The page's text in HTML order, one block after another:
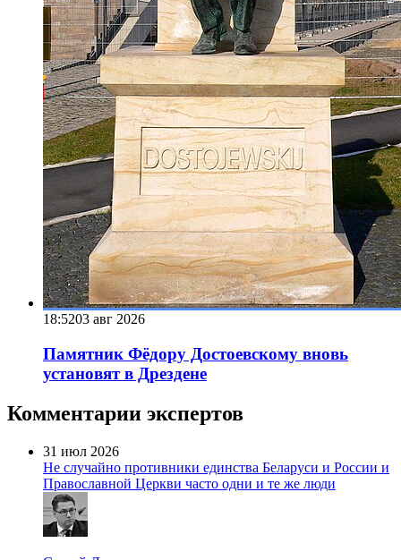
18:5203 авг 2026
Памятник Фёдору Достоевскому вновь
установят в Дрездене
Комментарии экспертов
31 июл 2026
Не случайно противники единства Беларуси и России и
Православной Церкви часто одни и те же люди